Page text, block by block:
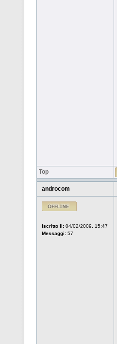
Top
androcom
Iscritto il: 04/02/2009, 15:47
Messaggi: 57